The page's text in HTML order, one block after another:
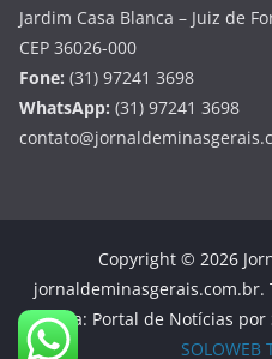
Jardim Casa Blanca – Juiz de
CEP 36026-000
Fone: (31) 97241 3698
WhatsApp: (31) 97241 3698
Copyright © 2026
jornaldeminasgerais.com.br.
Tema: Portal de Notícias por
SOLOWEB